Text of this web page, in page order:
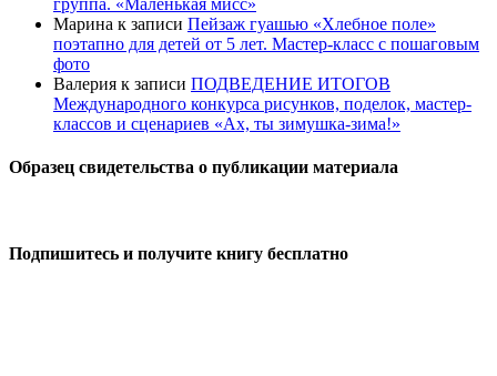
Марина к записи Пейзаж гуашью «Хлебное поле»
поэтапно для детей от 5 лет. Мастер-класс с пошаговым
фото
Валерия к записи ПОДВЕДЕНИЕ ИТОГОВ
Международного конкурса рисунков, поделок, мастер-
классов и сценариев «Ах, ты зимушка-зима!»
Образец свидетельства о публикации материала
Подпишитесь и получите книгу бесплатно